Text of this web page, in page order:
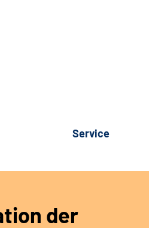
Service
der